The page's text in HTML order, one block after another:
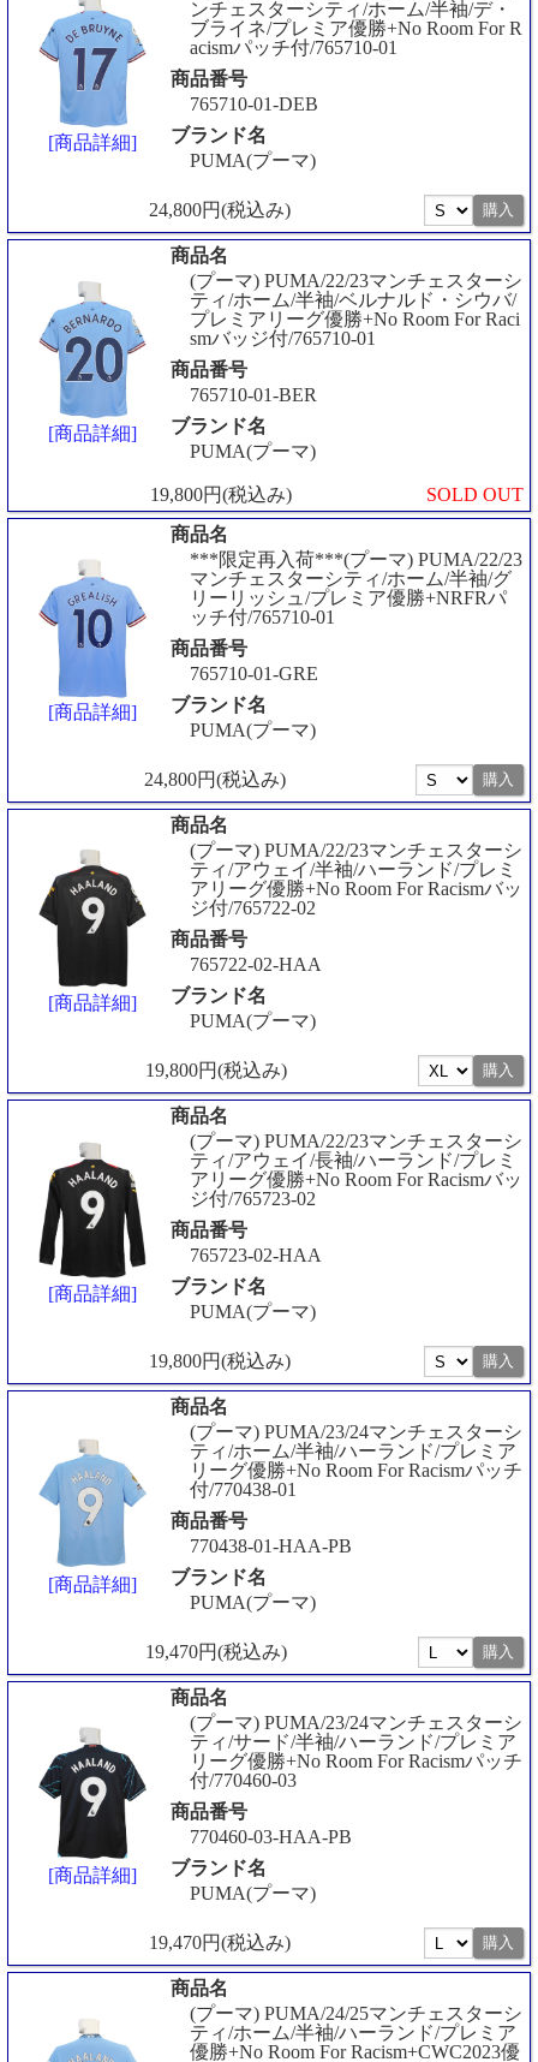
[商品詳細]
ンチェスターシティ/ホーム/半袖/デ・
ブライネ/プレミア優勝+No Room For R
acismパッチ付/765710-01
商品番号
765710-01-DEB
ブランド名
PUMA(プーマ)
24,800円(税込み)
[商品詳細]
商品名
(プーマ) PUMA/22/23マンチェスターシ
ティ/ホーム/半袖/ベルナルド・シウバ/
プレミアリーグ優勝+No Room For Raci
smバッジ付/765710-01
商品番号
765710-01-BER
ブランド名
PUMA(プーマ)
19,800円(税込み) SOLD OUT
[商品詳細]
商品名
***限定再入荷***(プーマ) PUMA/22/23
マンチェスターシティ/ホーム/半袖/グ
リーリッシュ/プレミア優勝+NRFRパ
ッチ付/765710-01
商品番号
765710-01-GRE
ブランド名
PUMA(プーマ)
24,800円(税込み)
[商品詳細]
商品名
(プーマ) PUMA/22/23マンチェスターシ
ティ/アウェイ/半袖/ハーランド/プレミ
アリーグ優勝+No Room For Racismバッ
ジ付/765722-02
商品番号
765722-02-HAA
ブランド名
PUMA(プーマ)
19,800円(税込み)
[商品詳細]
商品名
(プーマ) PUMA/22/23マンチェスターシ
ティ/アウェイ/長袖/ハーランド/プレミ
アリーグ優勝+No Room For Racismバッ
ジ付/765723-02
商品番号
765723-02-HAA
ブランド名
PUMA(プーマ)
19,800円(税込み)
[商品詳細]
商品名
(プーマ) PUMA/23/24マンチェスターシ
ティ/ホーム/半袖/ハーランド/プレミア
リーグ優勝+No Room For Racismパッチ
付/770438-01
商品番号
770438-01-HAA-PB
ブランド名
PUMA(プーマ)
19,470円(税込み)
[商品詳細]
商品名
(プーマ) PUMA/23/24マンチェスターシ
ティ/サード/半袖/ハーランド/プレミア
リーグ優勝+No Room For Racismパッチ
付/770460-03
商品番号
770460-03-HAA-PB
ブランド名
PUMA(プーマ)
19,470円(税込み)
商品名
(プーマ) PUMA/24/25マンチェスターシ
ティ/ホーム/半袖/ハーランド/プレミア
優勝+No Room For Racism+CWC2023優